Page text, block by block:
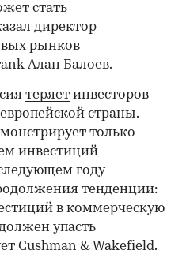
стать
директор
рынков
Алан Балоев.
теряет инвесторов
страны.
только
инвестиций
году
тенденции:
в коммерческую
упасть
Cushman & Wakefield.